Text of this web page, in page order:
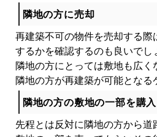
隣地の方に売却
再建築不可の物件を売却する際
するかを確認するのも良いでし
隣地の方にとっては敷地も広く
隣地の方が再建築が可能となる
隣地の方の敷地の一部を購
先程とは反対に隣地の方から